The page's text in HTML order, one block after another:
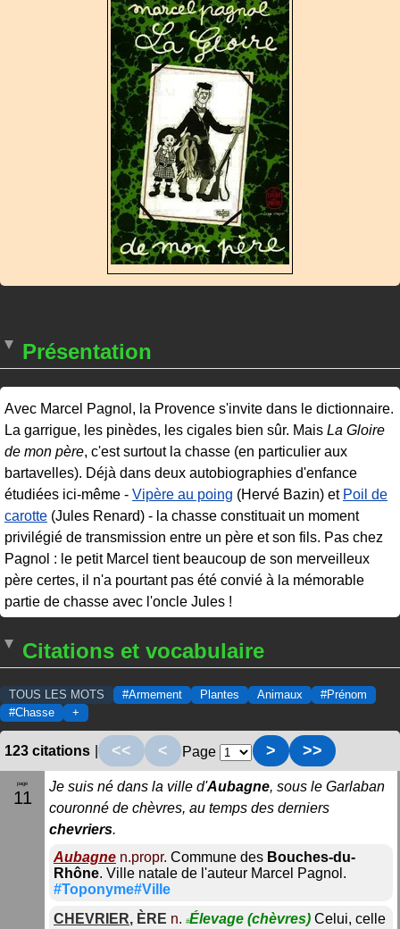
Présentation
Avec Marcel Pagnol, la Provence s'invite dans le dictionnaire.
La garrigue, les pinèdes, les cigales bien sûr. Mais La Gloire
de mon père, c'est surtout la chasse (en particulier aux
bartavelles). Déjà dans deux autobiographies d'enfance
étudiées ici-même - Vipère au poing (Hervé Bazin) et Poil de
carotte (Jules Renard) - la chasse constituait un moment
privilégié de transmission entre un père et son fils. Pas chez
Pagnol : le petit Marcel tient beaucoup de son merveilleux
père certes, il n'a pourtant pas été convié à la mémorable
partie de chasse avec l'oncle Jules !
Citations et vocabulaire
TOUS LES MOTS #Armement Plantes Animaux
#Prénom
#Chasse
+
123 citations << < Page > >>
11
Je suis né dans la ville d'Aubagne, sous le Garlaban
couronné de chèvres, au temps des derniers
chevriers.
Aubagne n.propr. Commune des Bouches-du-
Rhône. Ville natale de l'auteur Marcel Pagnol.
#Toponyme#Ville
CHEVRIER, ÈRE n. #Élevage (chèvres) Celui, celle